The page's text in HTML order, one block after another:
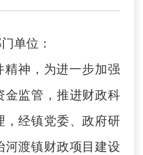
单位：
精神，为进一步加强
金监管，推进财政科
，经镇党委、政府研
河渡镇财政项目建设